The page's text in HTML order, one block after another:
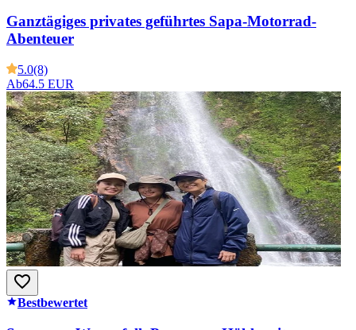
Ganztägiges privates geführtes Sapa-Motorrad-
Abenteuer
5.0(8)
Ab64.5 EUR
Bestbewertet